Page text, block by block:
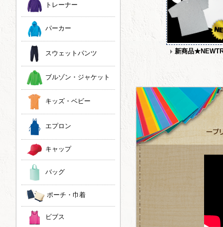
JOKER LABEL
ドライ素材タイダイ染
新商品
トレーナー
パーカー
スウェットパンツ
ブルゾン・ジャケット
キッズ・ベビー
エプロン
キャップ
バッグ
ポーチ・巾着
ビブス